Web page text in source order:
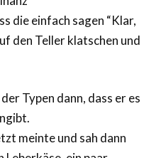
die einfach sagen “Klar,
den Teller klatschen und
Typen dann, dass er es
meinte und sah dann